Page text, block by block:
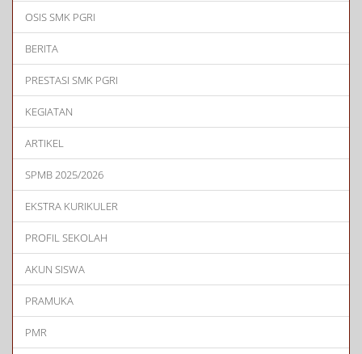
OSIS SMK PGRI
BERITA
PRESTASI SMK PGRI
KEGIATAN
ARTIKEL
SPMB 2025/2026
EKSTRA KURIKULER
PROFIL SEKOLAH
AKUN SISWA
PRAMUKA
PMR